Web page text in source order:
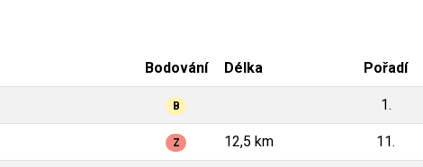
Bodování Délka Pořadí
B 1.
Z 12,5 km 11.